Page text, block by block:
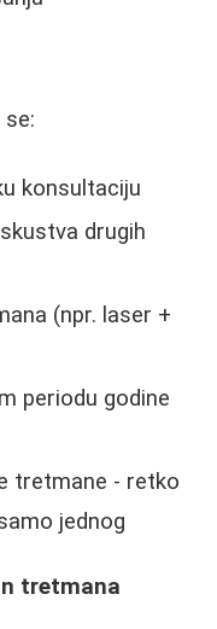
konsultaciju
drugih
(npr. laser +
periodu godine
tretmane - retko
jednog
tretmana